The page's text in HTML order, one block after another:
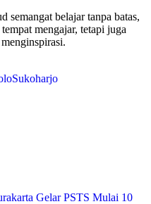
semangat belajar tanpa batas,
mengajar, tetapi juga
Sukoharjo